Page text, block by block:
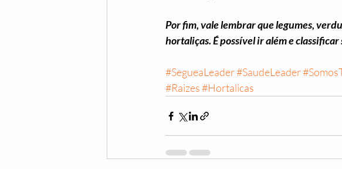
Por fim, vale lembrar que legumes,
hortaliças. É possível ir além e
#SegueaLeader#SaudeLeader
#Raizes#Hortalicas